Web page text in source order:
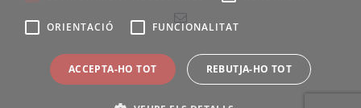
Email
ORIENTACIÓ FUNCIONALITAT
ACCEPTA-HO TOT REBUTJA-HO TOT